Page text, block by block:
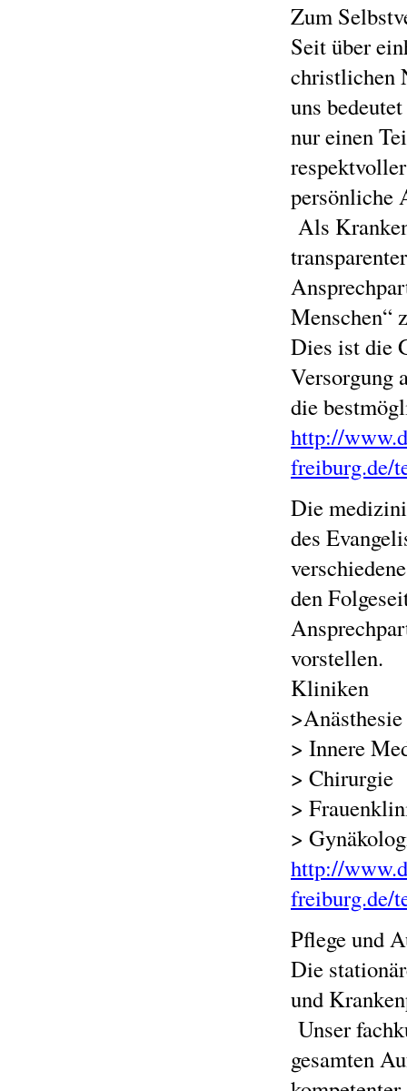
Zum
Seit über
christlichen
uns
nur einen
persönliche
Als
Menschen“
Dies ist die
Versorgung
die
http://
freiburg.de/
Die
des
den
vorstellen.
Kliniken
>Anästhesie
> Innere
> Chirurgie
>
>
http://
freiburg.de/
Pflege und
Die
und
Unser
gesamten